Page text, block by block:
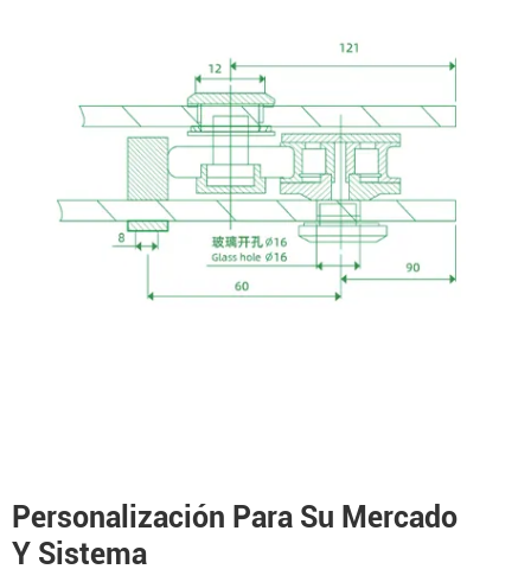
Personalización Para Su Mercado
Y Sistema